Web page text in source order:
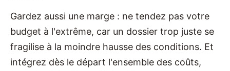
Gardez aussi une marge : ne tendez pas votre
budget à l'extrême, car un dossier trop juste se
fragilise à la moindre hausse des conditions. Et
intégrez dès le départ l'ensemble des coûts,